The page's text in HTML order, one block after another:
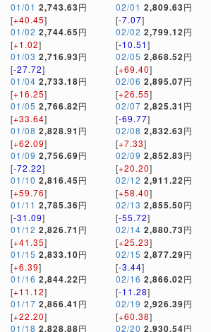
01/01 2,743.63円
[+40.45]
01/02 2,744.65円
[+1.02]
01/03 2,716.93円
[-27.72]
01/04 2,733.18円
[+16.25]
01/05 2,766.82円
[+33.64]
01/08 2,828.91 円
[+62.09]
01/09 2,756.69円
[-72.22]
01/10 2,816.45円
[+59.76]
01/11 2,785.36円
[-31.09]
01/12 2,826.71 円
[+41.35]
01/15 2,833.10円
[+6.39]
01/16 2,844.22円
[+11.12]
01/17 2,866.41 円
[+22.20]
01/18 2,828.88円
02/01 2,809.63円
[-7.07]
02/02 2,799.12円
[-10.51]
02/05 2,868.52円
[+69.40]
02/06 2,895.07円
[+26.55]
02/07 2,825.31 円
[-69.77]
02/08 2,832.63円
[+7.33]
02/09 2,852.83円
[+20.20]
02/12 2,911.22円
[+58.40]
02/13 2,855.50円
[-55.72]
02/14 2,880.73円
[+25.23]
02/15 2,877.29円
[-3.44]
02/16 2,866.02円
[-11.28]
02/19 2,926.39円
[+60.38]
02/20 2,930.54円